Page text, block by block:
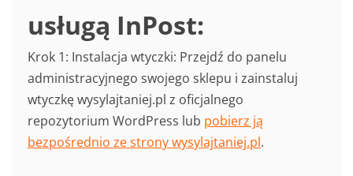
usługą InPost:
Krok 1: Instalacja wtyczki: Przejdź do panelu
administracyjnego swojego sklepu i zainstaluj
wtyczkę wysylajtaniej.pl z oficjalnego
repozytorium WordPress lub pobierz ją
bezpośrednio ze strony wysylajtaniej.pl.